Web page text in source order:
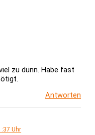
zu dünn. Habe fast
Antworten
Uhr